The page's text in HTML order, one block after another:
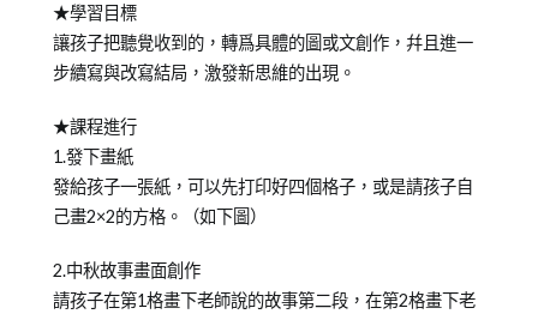
★學習目標
讓孩子把聽覺收到的，轉爲具體的圖或文創作，幷且進一
步續寫與改寫結局，激發新思維的出現。
★課程進行
1.發下畫紙
發給孩子一張紙，可以先打印好四個格子，或是請孩子自
己畫2×2的方格。（如下圖）
2.中秋故事畫面創作
請孩子在第1格畫下老師說的故事第二段，在第2格畫下老